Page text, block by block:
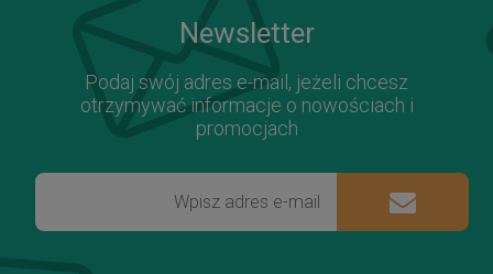
Newsletter
Podaj swój adres e-mail, jeżeli chcesz
otrzymywać informacje o nowościach i
promocjach